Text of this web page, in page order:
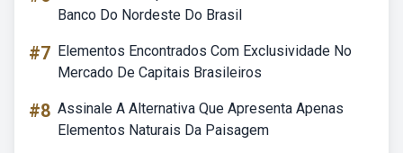
Banco Do Nordeste Do Brasil
#7 Elementos Encontrados Com Exclusividade No
Mercado De Capitais Brasileiros
#8 Assinale A Alternativa Que Apresenta Apenas
Elementos Naturais Da Paisagem